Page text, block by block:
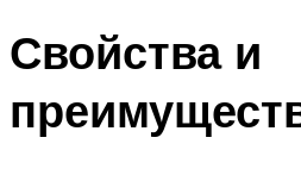
Свойства и